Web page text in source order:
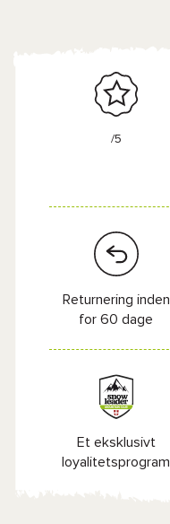
/5
Returnering inden
for 60 dage
Et eksklusivt
loyalitetsprogram